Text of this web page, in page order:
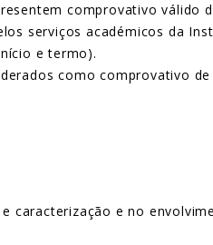
comprovativo válido
serviços académicos da
e termo).
como comprovativo de
caracterização e no